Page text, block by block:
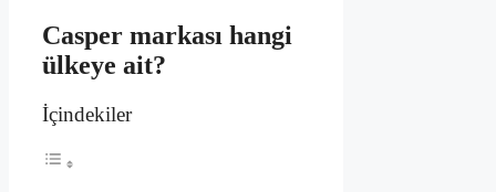
Casper markası hangi
ülkeye ait?
İçindekiler